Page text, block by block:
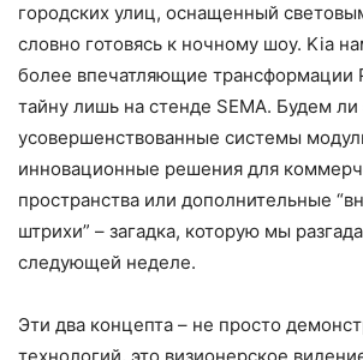
городских улиц, оснащенный
словно готовясь к ночному шоу. Kia
более впечатляющие трансформации
тайну лишь на стенде SEMA. Будем ли
усовершенствованные системы
инновационные решения для
пространства или дополнительные
штрихи” – загадка, которую мы
следующей неделе.
Эти два концепта – не просто